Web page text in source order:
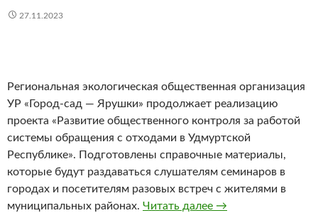
27.11.2023
Региональная экологическая общественная организация
УР «Город-сад — Ярушки» продолжает реализацию
проекта «Развитие общественного контроля за работой
системы обращения с отходами в Удмуртской
Республике». Подготовлены справочные материалы,
которые будут раздаваться слушателям семинаров в
городах и посетителям разовых встреч с жителями в
муниципальных районах. Читать далее Подготовлены
→